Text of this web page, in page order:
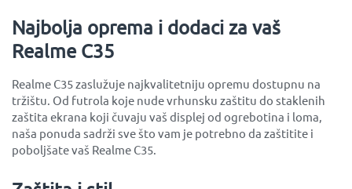
Najbolja oprema i dodaci za vaš
Realme C35
Realme C35 zaslužuje najkvalitetniju opremu dostupnu na
tržištu. Od futrola koje nude vrhunsku zaštitu do staklenih
zaštita ekrana koji čuvaju vaš displej od ogrebotina i loma,
naša ponuda sadrži sve što vam je potrebno da zaštitite i
poboljšate vaš Realme C35.